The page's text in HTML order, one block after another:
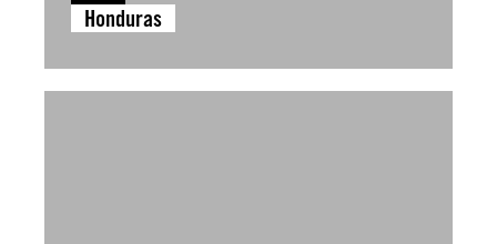
Honduras